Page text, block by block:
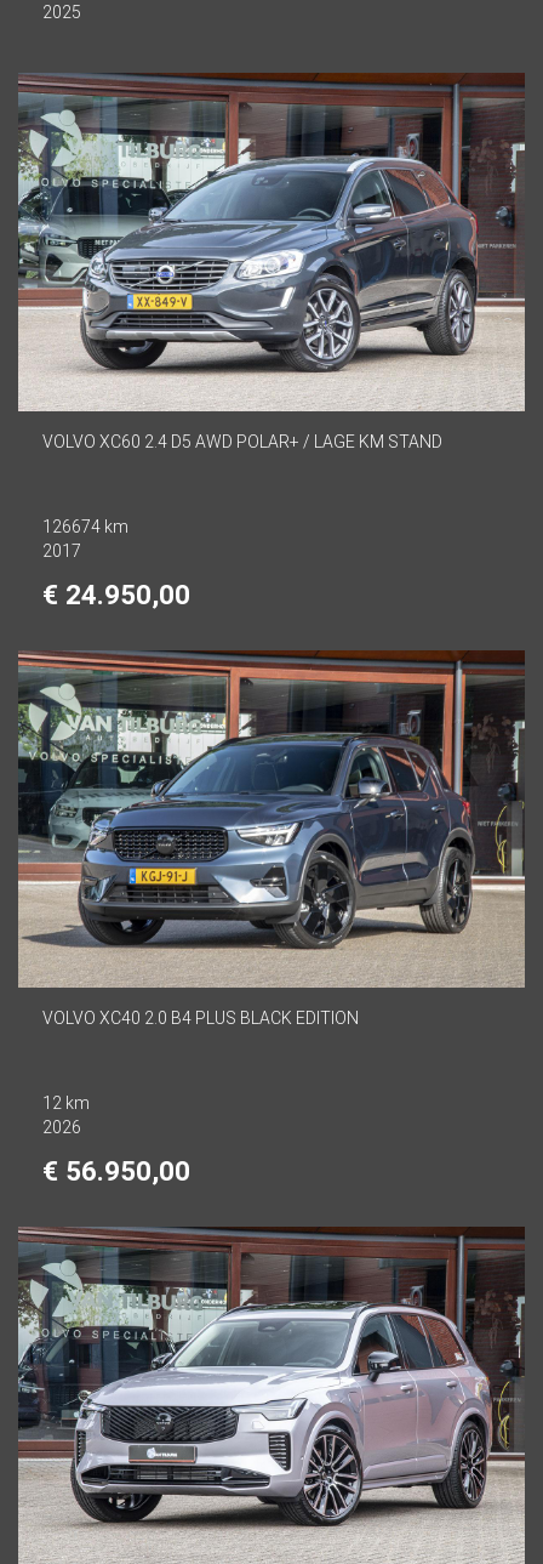
2025
VOLVO XC60 2.4 D5 AWD POLAR+ / LAGE KM STAND
126674 km
2017
€ 24.950,00
VOLVO XC40 2.0 B4 PLUS BLACK EDITION
12 km
2026
€ 56.950,00